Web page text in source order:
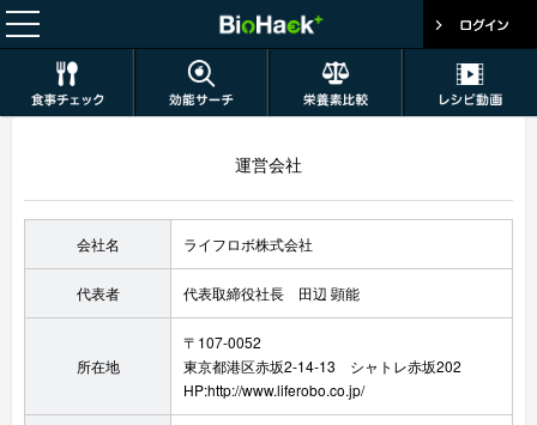
運営会社
会社名 ライフロボ株式会社
代表者 代表取締役社長 田辺 顕能
所在地
〒107-0052
東京都港区赤坂2-14-13 シャトレ赤坂202
HP:http://www.liferobo.co.jp/